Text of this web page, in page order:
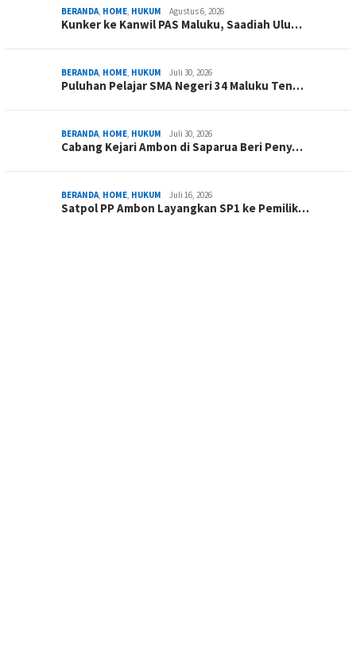
BERANDA HOME HUKUM Agustus 6, 2026
Kunker ke Kanwil PAS Maluku, Saadiah Ulu…
BERANDA HOME HUKUM Juli 30, 2026
Puluhan Pelajar SMA Negeri 34 Maluku Ten…
BERANDA HOME HUKUM Juli 30, 2026
Cabang Kejari Ambon di Saparua Beri Peny…
BERANDA HOME HUKUM Juli 16, 2026
Satpol PP Ambon Layangkan SP1 ke Pemilik…